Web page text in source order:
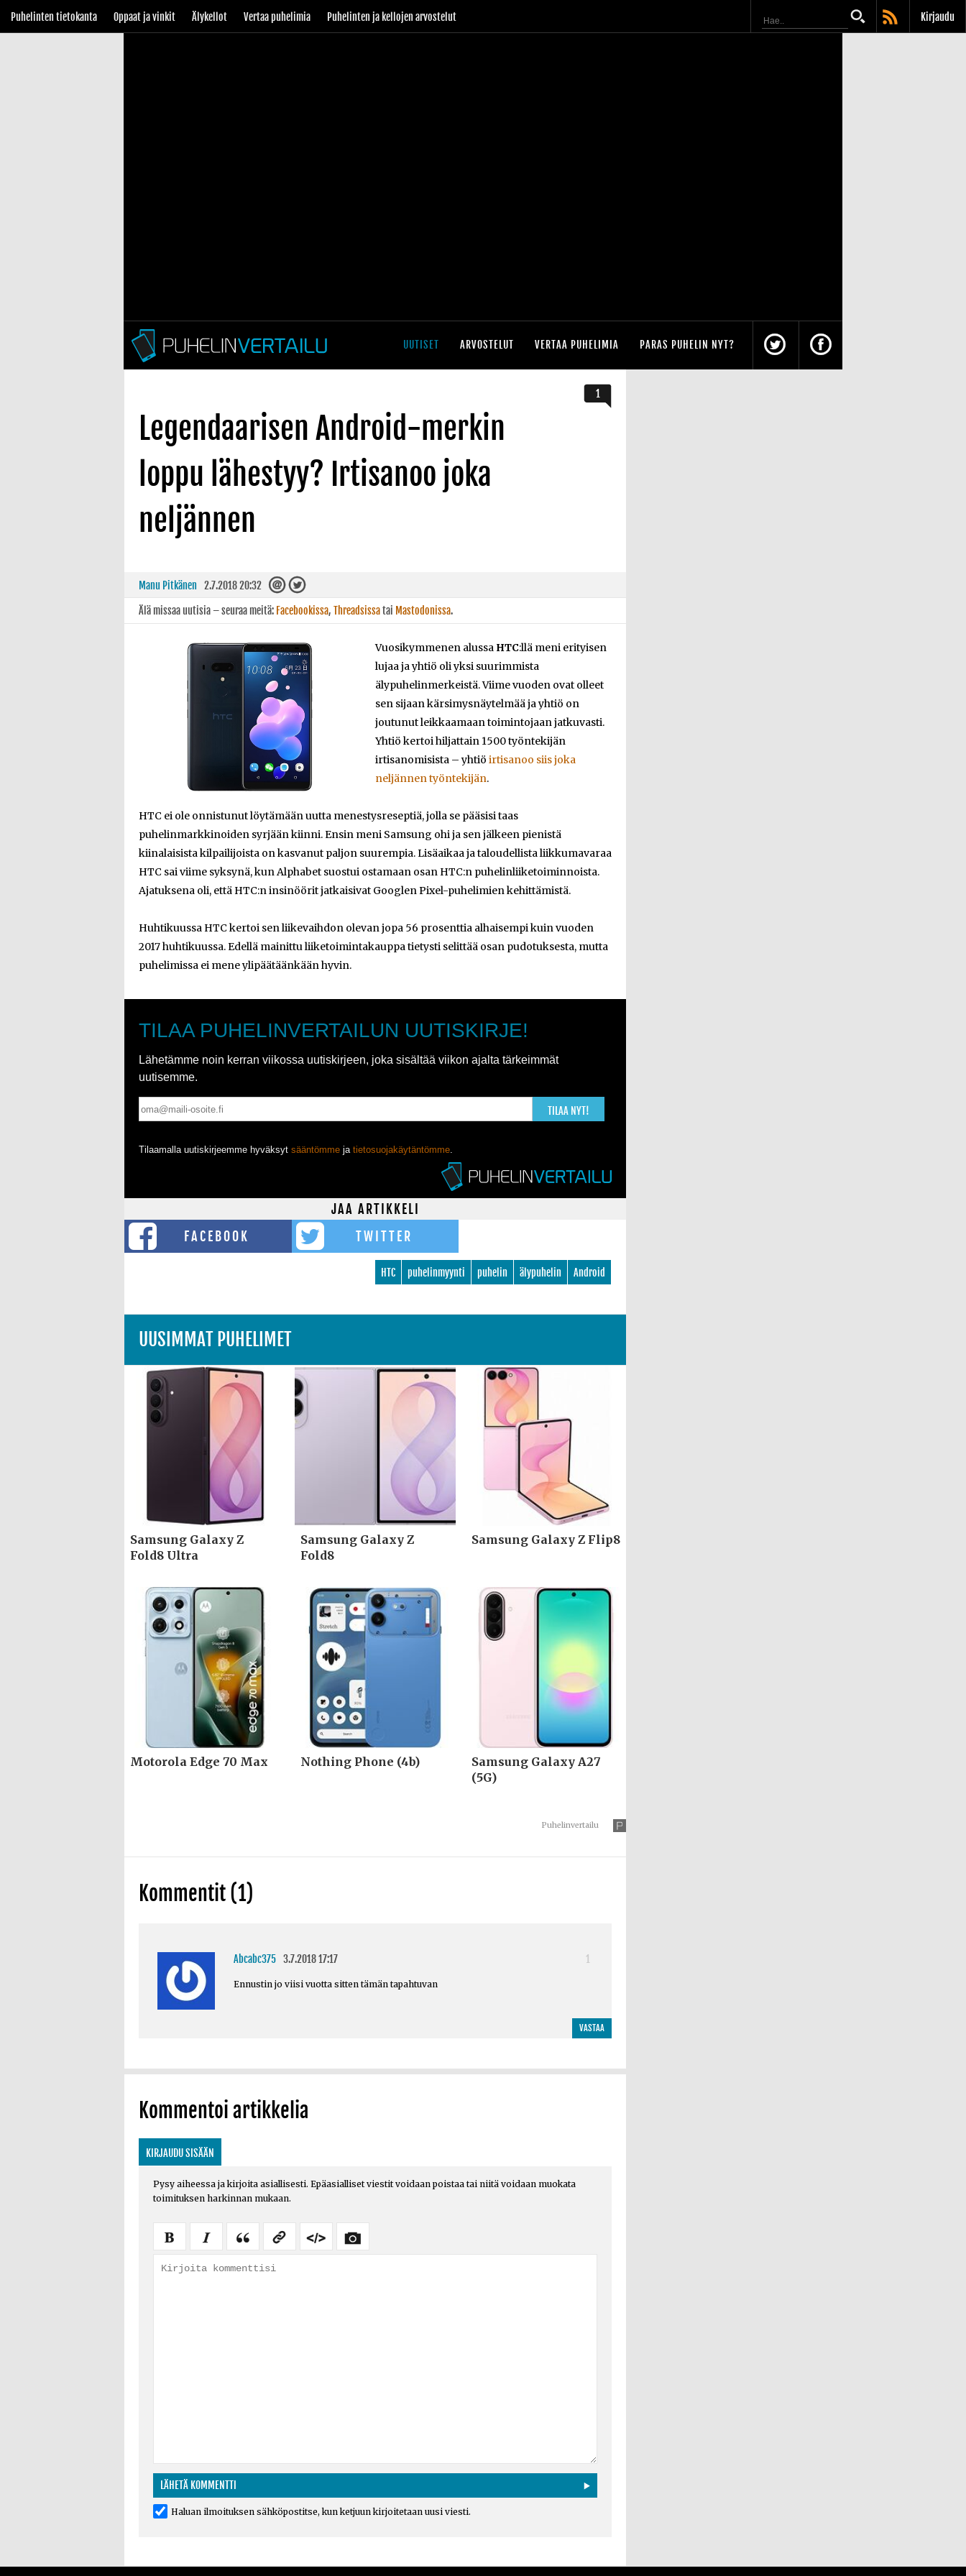
Puhelinten tietokanta Oppaat ja vinkit Älykellot Vertaa puhelimia Puhelinten ja kellojen arvostelut Kirjaudu
UUTISET ARVOSTELUT VERTAA PUHELIMIA PARAS PUHELIN NYT?
Legendaarisen Android-merkin
loppu lähestyy? Irtisanoo joka
neljännen
1
Manu Pitkänen 2.7.2018 20:32
Älä missaa uutisia – seuraa meitä: Facebookissa, Threadsissatai Mastodonissa.
Vuosikymmenen alussa HTC:llä meni erityisen
lujaa ja yhtiö oli yksi suurimmista
älypuhelinmerkeistä. Viime vuoden ovat olleet
sen sijaan kärsimysnäytelmää ja yhtiö on
joutunut leikkaamaan toimintojaan jatkuvasti.
Yhtiö kertoi hiljattain 1500 työntekijän
irtisanomisista – yhtiö irtisanoo siis joka
neljännen työntekijän.
HTC ei ole onnistunut löytämään uutta menestysreseptiä, jolla se pääsisi taas
puhelinmarkkinoiden syrjään kiinni. Ensin meni Samsung ohi ja sen jälkeen pienistä
kiinalaisista kilpailijoista on kasvanut paljon suurempia. Lisäaikaa ja taloudellista liikkumavaraa
HTC sai viime syksynä, kun Alphabet suostui ostamaan osan HTC:n puhelinliiketoiminnoista.
Ajatuksena oli, että HTC:n insinöörit jatkaisivat Googlen Pixel-puhelimien kehittämistä.
Huhtikuussa HTC kertoi sen liikevaihdon olevan jopa 56 prosenttia alhaisempi kuin vuoden
2017 huhtikuussa. Edellä mainittu liiketoimintakauppa tietysti selittää osan pudotuksesta, mutta
puhelimissa ei mene ylipäätäänkään hyvin.
TILAA PUHELINVERTAILUN UUTISKIRJE!
Lähetämme noin kerran viikossa uutiskirjeen, joka sisältää viikon ajalta tärkeimmät
uutisemme.
TILAA NYT!
Tilaamalla uutiskirjeemme hyväksyt sääntömme ja tietosuojakäytäntömme.
JAA ARTIKKELI
FACEBOOK
TWITTER
Android
älypuhelin
puhelin
puhelinmyynti
HTC
UUSIMMAT PUHELIMET
Samsung Galaxy Z
Fold8 Ultra
Samsung Galaxy Z
Fold8
Samsung Galaxy Z Flip8
Motorola Edge 70 Max Nothing Phone (4b)
Samsung Galaxy A27
(5G)
Puhelinvertailu
Kommentit (1)
Abcabc375 3.7.2018 17:17 1
Ennustin jo viisi vuotta sitten tämän tapahtuvan
VASTAA
Kommentoi artikkelia
KIRJAUDU SISÄÄN
Pysy aiheessa ja kirjoita asiallisesti. Epäasialliset viestit voidaan poistaa tai niitä voidaan muokata
toimituksen harkinnan mukaan.
Haluan ilmoituksen sähköpostitse, kun ketjuun kirjoitetaan uusi viesti.